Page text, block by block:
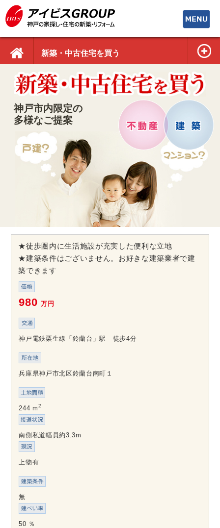
toggle
新築・中古住宅を買う
神戸市内限定の
多様なご提案
★徒歩圏内に生活施設が充実した便利な立地
★建築条件はございません。お好きな建築業者で建
築できます
980万円
神戸電鉄栗生線「鈴蘭台」駅 徒歩4分
兵庫県神戸市北区鈴蘭台南町１
244 m2
南側私道幅員約3.3m
上物有
無
50 ％